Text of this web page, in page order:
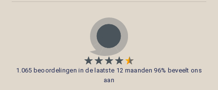
1.065 beoordelingen in de laatste 12 maanden 96% beveelt ons
aan